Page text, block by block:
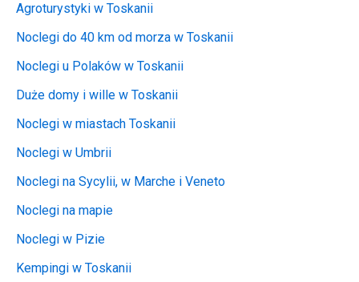
Agroturystyki w Toskanii
Noclegi do 40 km od morza w Toskanii
Noclegi u Polaków w Toskanii
Duże domy i wille w Toskanii
Noclegi w miastach Toskanii
Noclegi w Umbrii
Noclegi na Sycylii, w Marche i Veneto
Noclegi na mapie
Noclegi w Pizie
Kempingi w Toskanii